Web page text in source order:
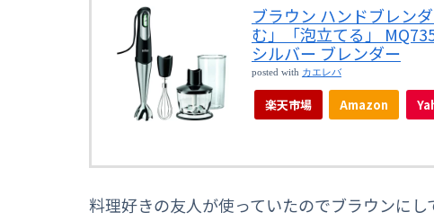
ブラウン ハンドブレン
む」「泡立てる」
シルバー ブレンダー
posted with カエレバ
楽天市場 Amazon
料理好きの友人が使っていたのでブラウンに